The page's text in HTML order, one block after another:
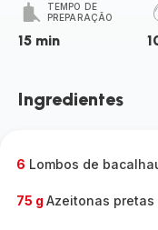
TEMPO DE
PREPARAÇÃO
15 min
Ingredientes
6 Lombos de
75 g Azeitonas